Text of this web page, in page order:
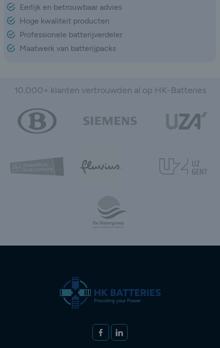
Eerlijk en betrouwbaar advies
Hoge kwaliteit producten
Professionele batterijverdeler
Maatwerk van batterijpacks
10.000+ klanten vertrouwden al op HK-Batteries
Volg ons op
FACEBOOKLINKEDIN